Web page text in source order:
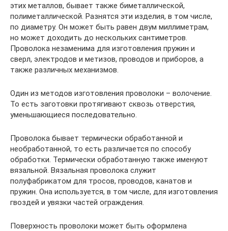
этих металлов, бывает также биметаллической,
полиметаллической. Разнятся эти изделия, в том числе,
по диаметру. Он может быть равен двум миллиметрам,
но может доходить до нескольких сантиметров.
Проволока незаменима для изготовления пружин и
сверл, электродов и метизов, проводов и приборов, а
также различных механизмов.
Один из методов изготовления проволоки – волочение.
То есть заготовки протягивают сквозь отверстия,
уменьшающиеся последовательно.
Проволока бывает термически обработанной и
необработанной, то есть различается по способу
обработки. Термически обработанную также именуют
вязальной. Вязальная проволока служит
полуфабрикатом для тросов, проводов, канатов и
пружин. Она используется, в том числе, для изготовления
гвоздей и увязки частей ограждения.
Поверхность проволоки может быть оформлена